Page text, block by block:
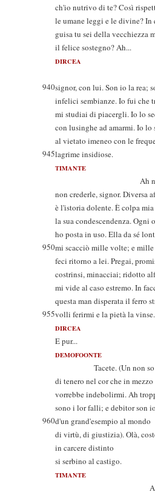
ch'io nutrivo di te? Così
le umane leggi e le divine? In
guisa tu sei della vecchiezza
il felice sostegno? Ah...
DIRCEA
Non
940signor, con lui. Son io la rea;
infelici sembianze. Io fui che
mi studiai di piacergli. Io lo
con lusinghe ad amarmi. Io lo
al vietato imeneo con le
945lagrime insidiose.
TIMANTE
Ah non è
non crederle, signor. Diversa
è l'istoria dolente. È colpa mia
la sua condescendenza. Ogni
ho posta in uso. Ella da sé
950mi scacciò mille volte; e
feci ritorno a lei. Pregai,
costrinsi, minacciai; ridotto
mi vide al caso estremo. In
questa man disperata il ferro
955volli ferirmi e la pietà la vinse.
DIRCEA
E pur...
DEMOFOONTE
Tacete. (Un non so
di tenero nel cor che in
vorrebbe indebolirmi. Ah
sono i lor falli; e debitor son io
960d'un grand'esempio al mondo
di virtù, di giustizia). Olà,
in carcere distinto
si serbino al castigo.
TIMANTE
Almen